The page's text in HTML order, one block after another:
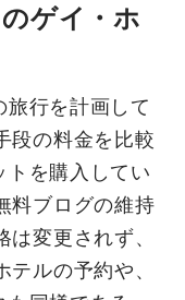
ゲイ・ホ
行を計画して
段の料金を比較
トを購入してい
料ブログの維持
変更されず、
ルの予約や、